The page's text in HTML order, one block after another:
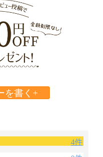
を書く+
4件